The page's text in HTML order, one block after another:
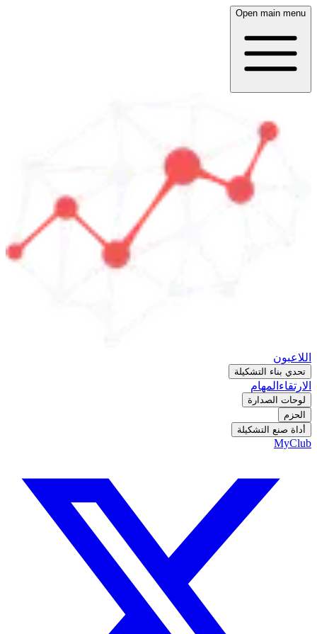
Open main menu
اللاعبون
تحدي بناء التشكيلة
الارتقاء المهام
لوحات الصدارة
الحزم
أداة صنع التشكيلة
MyClub